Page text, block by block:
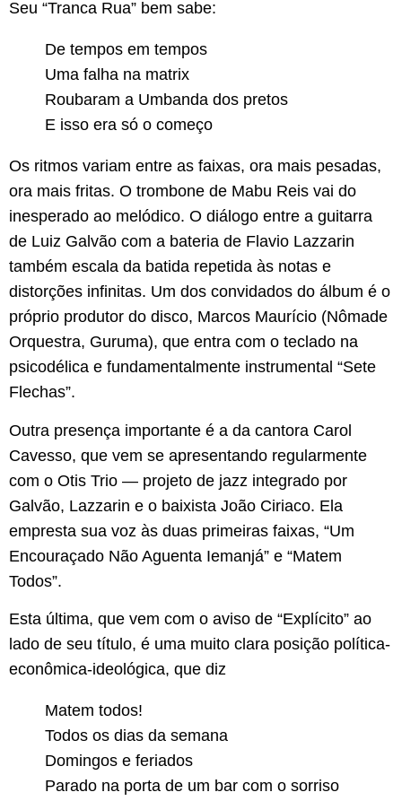
Seu “Tranca Rua” bem sabe:
De tempos em tempos
Uma falha na matrix
Roubaram a Umbanda dos pretos
E isso era só o começo
Os ritmos variam entre as faixas, ora mais pesadas,
ora mais fritas. O trombone de Mabu Reis vai do
inesperado ao melódico. O diálogo entre a guitarra
de Luiz Galvão com a bateria de Flavio Lazzarin
também escala da batida repetida às notas e
distorções infinitas. Um dos convidados do álbum é o
próprio produtor do disco, Marcos Maurício (Nômade
Orquestra, Guruma), que entra com o teclado na
psicodélica e fundamentalmente instrumental “Sete
Flechas”.
Outra presença importante é a da cantora Carol
Cavesso, que vem se apresentando regularmente
com o Otis Trio — projeto de jazz integrado por
Galvão, Lazzarin e o baixista João Ciriaco. Ela
empresta sua voz às duas primeiras faixas, “Um
Encouraçado Não Aguenta Iemanjá” e “Matem
Todos”.
Esta última, que vem com o aviso de “Explícito” ao
lado de seu título, é uma muito clara posição política-
econômica-ideológica, que diz
Matem todos!
Todos os dias da semana
Domingos e feriados
Parado na porta de um bar com o sorriso